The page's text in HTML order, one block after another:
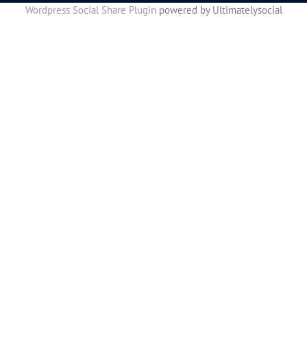
Wordpress Social Share Plugin powered by Ultimatelysocial